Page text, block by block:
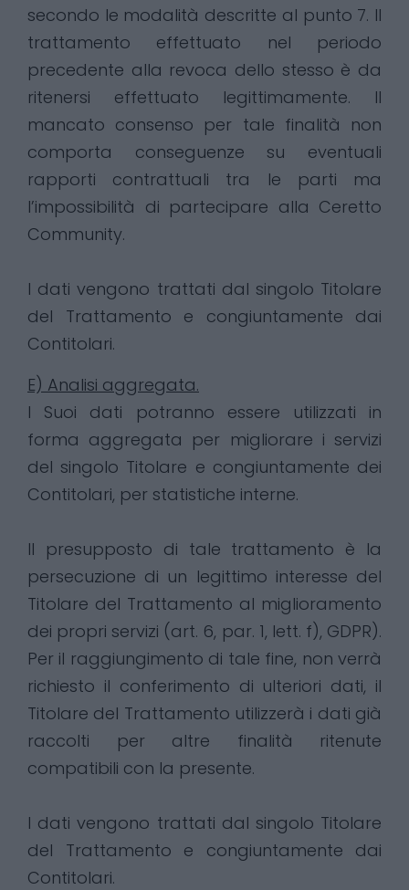
secondo le modalità descritte al punto 7. Il
trattamento effettuato nel periodo
precedente alla revoca dello stesso è da
ritenersi effettuato legittimamente. Il
mancato consenso per tale finalità non
comporta conseguenze su eventuali
rapporti contrattuali tra le parti ma
l’impossibilità di partecipare alla Ceretto
Community.
I dati vengono trattati dal singolo Titolare
del Trattamento e congiuntamente dai
Contitolari.
E) Analisi aggregata.
I Suoi dati potranno essere utilizzati in
forma aggregata per migliorare i servizi
del singolo Titolare e congiuntamente dei
Contitolari, per statistiche interne.
Il presupposto di tale trattamento è la
persecuzione di un legittimo interesse del
Titolare del Trattamento al miglioramento
dei propri servizi (art. 6, par. 1, lett. f), GDPR).
Per il raggiungimento di tale fine, non verrà
richiesto il conferimento di ulteriori dati, il
Titolare del Trattamento utilizzerà i dati già
raccolti per altre finalità ritenute
compatibili con la presente.
I dati vengono trattati dal singolo Titolare
del Trattamento e congiuntamente dai
Contitolari.